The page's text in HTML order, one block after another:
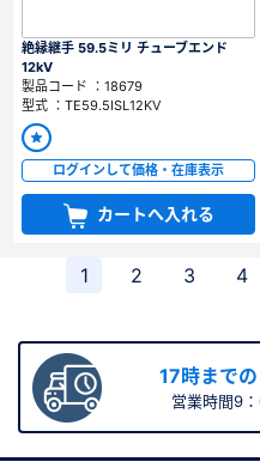
絶縁継手 59.5ミリ チューブエンド
12kV
製品コード ：18679
型式 ：TE59.5ISL12KV
ログインして価格・在庫表示
カートへ入れる
1 2 3 4
17時まで
営業時間9